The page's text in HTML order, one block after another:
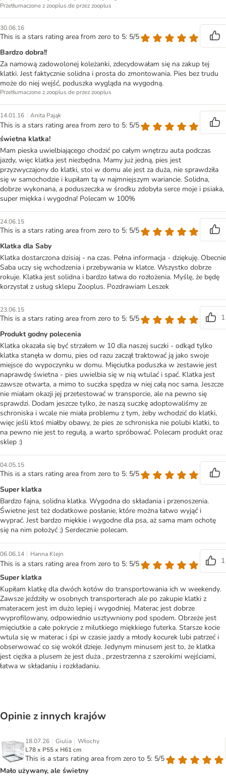
Przetłumaczone z zooplus.de przez zooplus
30.06.16
This is a stars rating area from zero to 5: 5/5
Bardzo dobra!!
Za namową zadowolonej koleżanki, zdecydowałam się na zakup tej
klatki. Jest faktycznie solidna i prosta do zmontowania. Pies bez trudu
może do niej wejść, poduszka wygląda na wygodną.
Przetłumaczone z zooplus.de przez zooplus
14.01.16 | Anita Pająk
This is a stars rating area from zero to 5: 5/5
świetna klatka!
Mam pieska uwielbiającego chodzić po całym wnętrzu auta podczas
jazdy, więc klatka jest niezbędna. Mamy już jedną, pies jest
przyzwyczajony do klatki, stoi w domu ale jest za duża, nie sprawdziła
się w samochodzie i kupiłam tą w najmniejszym wariancie. Solidna,
dobrze wykonana, a poduszeczka w środku zdobyła serce moje i psiaka,
super miękka i wygodna! Polecam w 100%
24.06.15
This is a stars rating area from zero to 5: 5/5
Klatka dla Saby
Klatka dostarczona dzisiaj - na czas. Pełna informacja - dziękuję. Obecnie
Saba uczy się wchodzenia i przebywania w klatce. Wszystko dobrze
rokuje. Klatka jest solidna i bardzo łatwa do rozłożenia. Myślę, że będę
korzystał z usług sklepu Zooplus. Pozdrawiam Leszek
23.06.15
This is a stars rating area from zero to 5: 5/5
1
Produkt godny polecenia
Klatka okazała się być strzałem w 10 dla naszej suczki - odkąd tylko
klatka stanęła w domu, pies od razu zaczął traktować ją jako swoje
miejsce do wypoczynku w domu. Mięciutka poduszka w zestawie jest
naprawdę świetna - pies uwielbia się w nią wtulać i spać. Klatka jest
zawsze otwarta, a mimo to suczka spędza w niej całą noc sama. Jeszcze
nie miałam okazji jej przetestować w transporcie, ale na pewno się
sprawdzi. Dodam jeszcze tylko, że naszą suczkę adoptowaliśmy ze
schroniska i wcale nie miała problemu z tym, żeby wchodzić do klatki,
więc jeśli ktoś miałby obawy, że pies ze schroniska nie polubi klatki, to
na pewno nie jest to regułą, a warto spróbować. Polecam produkt oraz
sklep :)
04.05.15
This is a stars rating area from zero to 5: 5/5
Super klatka
Bardzo fajna, solidna klatka. Wygodna do składania i przenoszenia.
Świetne jest też dodatkowe posłanie, które można łatwo wyjąć i
wyprać. Jest bardzo miękkie i wygodne dla psa, aż sama mam ochotę
się na nim położyć ;) Serdecznie polecam.
06.06.14 | Hanna Klejn
This is a stars rating area from zero to 5: 5/5
1
Super klatka
Kupiłam klatkę dla dwóch kotów do transportowania ich w weekendy.
Zawsze jeździły w osobnych transporterach ale po zakupie klatki z
materacem jest im dużo lepiej i wygodniej. Materac jest dobrze
wyprofilowany, odpowiednio usztywniony pod spodem. Obrzeże jest
mięciutkie a całe pokrycie z milutkiego miękkiego futerka. Starsze kocie
wtula się w materac i śpi w czasie jazdy a młody kocurek lubi patrzeć i
obserwować co się wokół dzieje. Jedynym minusem jest to, że klatka
jest ciężka a plusem że jest duża , przestrzenna z szerokimi wejściami,
łatwa w składaniu i rozkładaniu.
Opinie z innych krajów
18.07.26 | Giulia | Włochy
L78 x P55 x H61 cm
This is a stars rating area from zero to 5: 5/5
Mało używany, ale świetny